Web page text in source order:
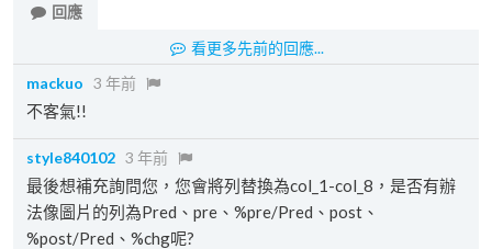
回應
看更多先前的回應...
mackuo 3 年前
不客氣!!
style840102 3 年前
最後想補充詢問您，您會將列替換為col_1-col_8，是否有辦
法像圖片的列為Pred、pre、%pre/Pred、post、
%post/Pred、%chg呢?